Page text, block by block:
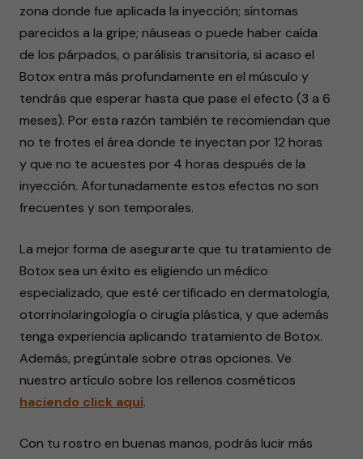
zona donde fue aplicada la inyección; síntomas
parecidos a la gripe; náuseas o puede haber caída
de los párpados, o parálisis transitoria, si acaso el
Botox entra más profundamente en el músculo y
tendrás que esperar hasta que pase el efecto (3 a 6
meses). Por esta razón también te recomiendan que
no te frotes el área donde te inyectan por 12 horas
y que no te acuestes por 4 horas después de la
inyección. Afortunadamente estos efectos no son
frecuentes y son temporales.
La mejor forma de asegurarte que tu tratamiento de
Botox sea un éxito es eligiendo un médico
especializado, que esté certificado en dermatología,
otorrinolaringología o cirugía plástica, y que además
tenga experiencia aplicando tratamiento de Botox.
Además, pregúntale sobre otras opciones. Ve
nuestro artículo sobre los rellenos cosméticos
haciendo click aquí.
Con tu rostro en buenas manos, podrás lucir más